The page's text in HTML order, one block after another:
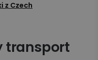
z Czech
transport